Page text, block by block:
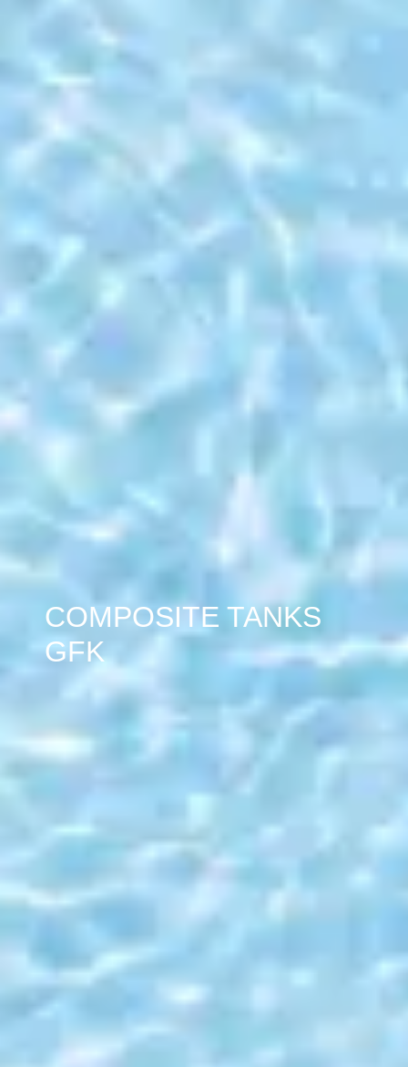
COMPOSITE TANKS
GFK